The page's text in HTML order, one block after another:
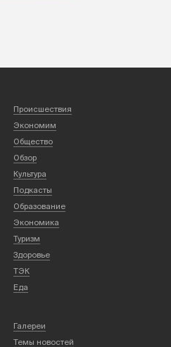
Происшествия
Экономим
Общество
Обзор
Культура
Подкасты
Образование
Экономика
Туризм
Здоровье
ТЭК
Еда
Галереи
Темы новостей